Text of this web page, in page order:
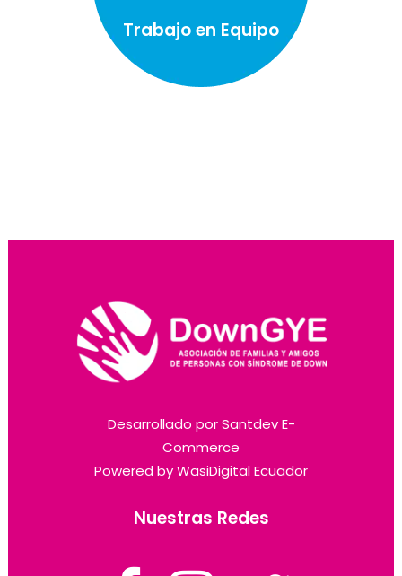
Trabajo en Equipo
Desarrollado porSantdev E-
Commerce
Powered byWasiDigital Ecuador
Nuestras Redes